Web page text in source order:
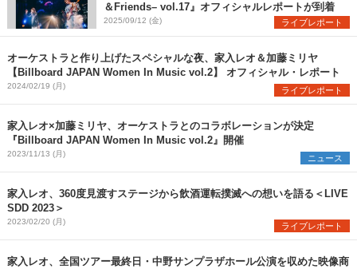
＆Friends– vol.17』オフィシャルレポートが到着
2025/09/12 (金) ライブレポート
オーケストラと作り上げたスペシャルな夜、家入レオ＆加藤ミリヤ
【Billboard JAPAN Women In Music vol.2】 オフィシャル・レポート
2024/02/19 (月) ライブレポート
家入レオ×加藤ミリヤ、オーケストラとのコラボレーションが決定
『Billboard JAPAN Women In Music vol.2』開催
2023/11/13 (月) ニュース
家入レオ、360度見渡すステージから飲酒運転撲滅への想いを語る＜LIVE
SDD 2023＞
2023/02/20 (月) ライブレポート
家入レオ、全国ツアー最終日・中野サンプラザホール公演を収めた映像商